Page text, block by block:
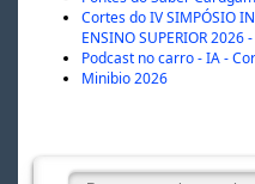
Cortes do IV SIMPÓSIO
ENSINO SUPERIOR
Podcast no carro - IA -
Minibio 2026